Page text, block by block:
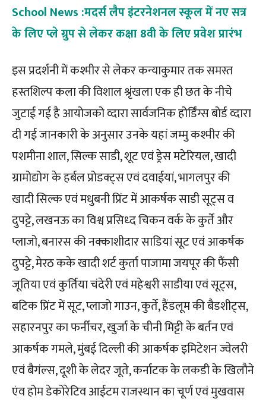
School News :मदर्स लैप इंटरनेशनल स्कूल में नए सत्र
के लिए प्ले ग्रुप से लेकर कक्षा 8वी के लिए प्रवेश प्रारंभ
इस प्रदर्शनी में कश्मीर से लेकर कन्याकुमार तक समस्त
हस्तशिल्प कला की विशाल श्रृंखला एक ही छत के नीचे
जुटाई गई है आयोजको व्दारा सार्वजनिक होर्डिंग्स बोर्ड व्दारा
दी गई जानकारी के अनुसार उनके यहां जम्मु कश्मीर की
पशमीना शाल, सिल्क साडी, शूट एवं ड्रेस मटेरियल, खादी
ग्रामोद्योग के हर्बल प्रोडक्ट्स एवं दवाईयां, भागलपुर की
खादी सिल्क एवं मधुबनी प्रिंट में आकर्षक साडी सूट्स व
दुपट्टे, लखनऊ का विश्व प्रसिध्द चिकन वर्क के कुर्ते और
प्लाजो, बनारस की नक्काशीदार साडियां सूट एवं आकर्षक
दुपट्टे, मेरठ कके खादी शर्ट कुर्ता पाजामा जयपूर की फैंसी
जूतिया एवं कुर्तिया चंदेरी एवं महेश्वरी साडीया एवं सूट्स,
बटिक प्रिंट में सूट, प्लाजो गाउन, कुर्ते, हैंडलूम की बैडशीट्स,
सहारनपुर का फर्नीचर, खुर्जा के चीनी मिट्टी के बर्तन एवं
आकर्षक गमले, मुंबई दिल्ली की आकर्षक इमिटेशन ज्वेलरी
एवं बैगंल्स, दूशी के लेदर जूते, कर्नाटक के लकडी के खिलौने
एंव होम डेकोरेटिव आईटम राजस्थान का चूर्ण एवं मुखवास